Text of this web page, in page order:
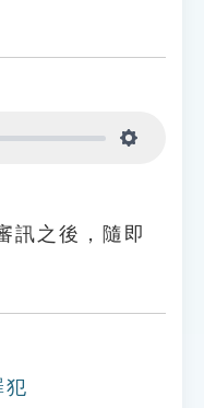
訊之後，隨即
犯